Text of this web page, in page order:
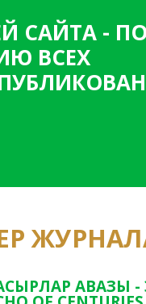
САЙТА -
ВСЕХ
АВАЗЫ -